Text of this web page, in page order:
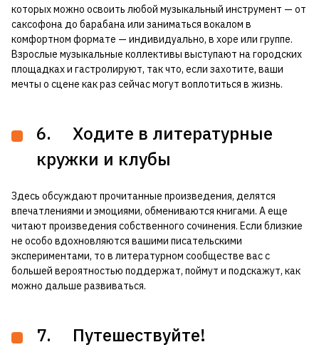
которых можно освоить любой музыкальный инструмент — от
саксофона до барабана или заниматься вокалом в
комфортном формате — индивидуально, в хоре или группе.
Взрослые музыкальные коллективы выступают на городских
площадках и гастролируют, так что, если захотите, ваши
мечты о сцене как раз сейчас могут воплотиться в жизнь.
6. Ходите в литературные
кружки и клубы
Здесь обсуждают прочитанные произведения, делятся
впечатлениями и эмоциями, обмениваются книгами. А еще
читают произведения собственного сочинения. Если близкие
не особо вдохновляются вашими писательскими
экспериментами, то в литературном сообществе вас с
большей вероятностью поддержат, поймут и подскажут, как
можно дальше развиваться.
7. Путешествуйте!